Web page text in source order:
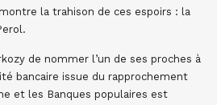
la trahison de ces espoirs : la
de nommer l’un de ses proches à
bancaire issue du rapprochement
et les Banques populaires est